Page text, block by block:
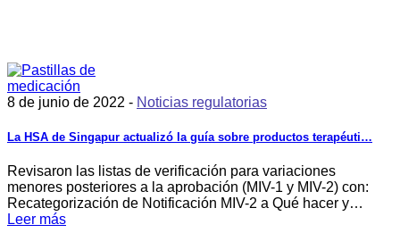
8 de junio de 2022 - Noticias regulatorias
La HSA de Singapur actualizó la guía sobre productos terapéuti…
Revisaron las listas de verificación para variaciones
menores posteriores a la aprobación (MIV-1 y MIV-2) con:
Recategorización de Notificación MIV-2 a Qué hacer y…
Leer más